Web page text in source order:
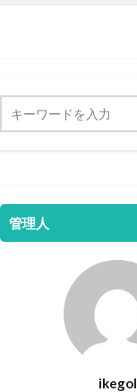
管理人
ikegol